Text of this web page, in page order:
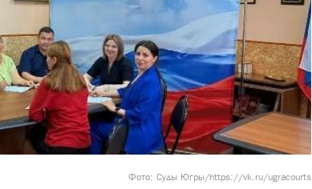
Фото: Суды Югры/https://vk.ru/ugracourts